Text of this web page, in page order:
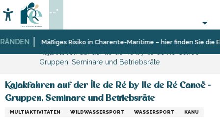
au
contenu
principal
Mäßiges Risiko in Charente-Maritime – hier finden Sie die
Accessibilité
Suche
--°
Startseite
Organisieren
Aktivitäten
Freizeit
Sport
Sensation
Gruppen, Seminare und Betriebsräte
Kajakfahren auf der Île de Ré by Ile de Ré Canoë -
Gruppen, Seminare und Betriebsräte
MULTIAKTIVITÄTEN WILDWASSERSPORT WASSERSPORT KANU